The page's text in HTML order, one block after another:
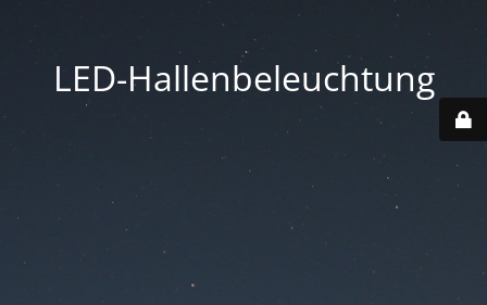
LED-Hallenbeleuchtung